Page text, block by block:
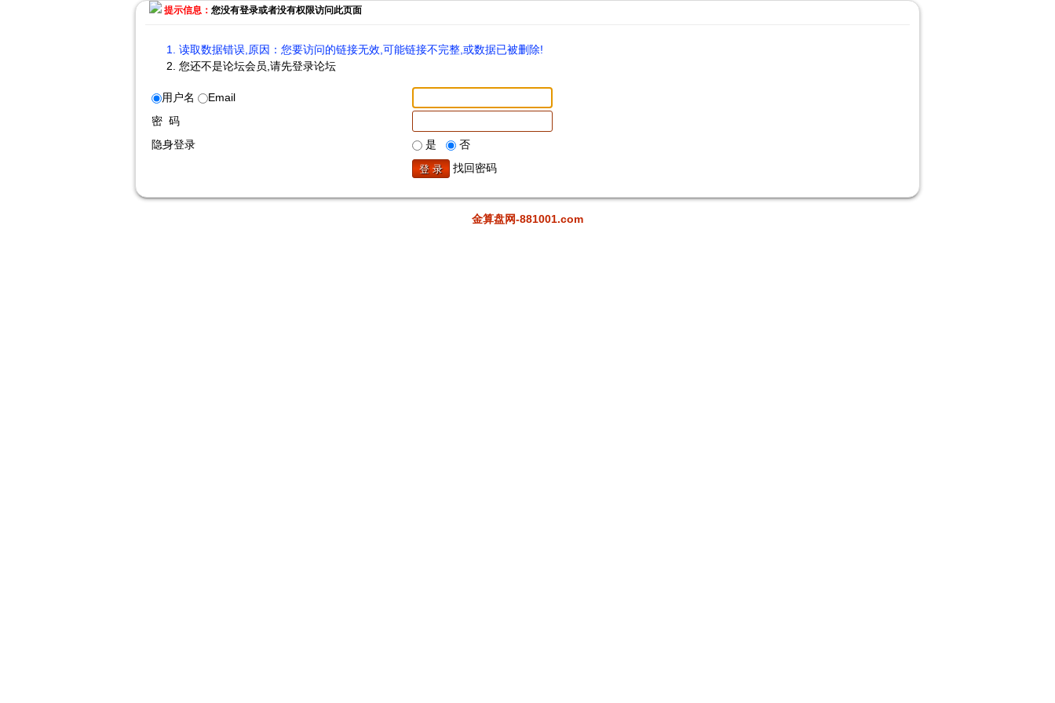
提示信息： 您没有登录或者没有权限访问此页面
读取数据错误,原因：您要访问的链接无效,可能链接不完整,或数据已被删除!
您还不是论坛会员,请先登录论坛
用户名
Email
密 码
隐身登录
是
否
找回密码
金算盘网-881001.com